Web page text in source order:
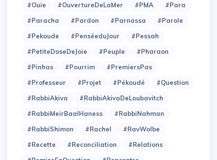
#Ouie
#OuvertureDeLaMer #PMA
#Para
#Paracha
#Pardon #Parnassa
#Parole
#Pekoude
#PenséeduJour
#Pessah
#PetiteDoseDeJoie
#Peuple
#Pharaon
#Pinhas
#Pourrim
#PremiersPas
#Professeur
#Projet #Pékoudé
#Question
#RabbiAkiva
#RabbiAkivaDeLoubavitch
#RabbiMeirBaalHaness
#RabbiNahman
#RabbiShimon
#Rachel
#RavWolbe
#Recette
#Reconciliation
#Relations